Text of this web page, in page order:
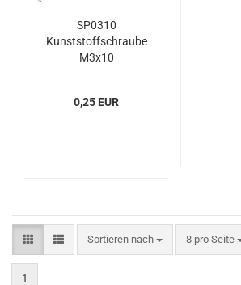
SP0310
Kunststoffschraube
M3x10
0,25 EUR
Sortieren nach
Sortieren nach 8 pro Seite
pro Seite
1